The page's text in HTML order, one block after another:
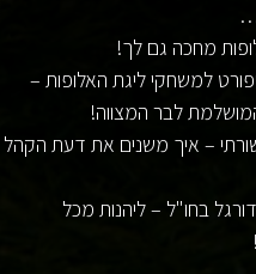
מחכה גם לך!
למשחקי ליגת האלופות –
לבר המצווה!
– איך משנים את דעת הקהל
בחו"ל – ליהנות מכל